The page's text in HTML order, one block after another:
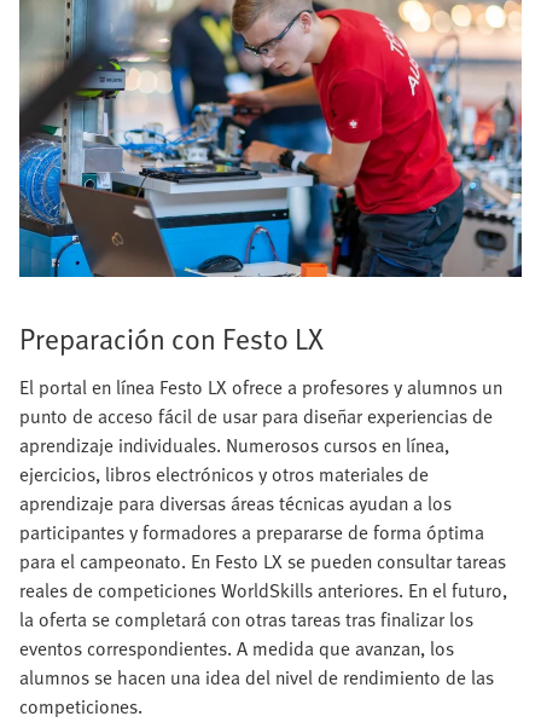
Preparación con Festo LX
El portal en línea Festo LX ofrece a profesores y alumnos un
punto de acceso fácil de usar para diseñar experiencias de
aprendizaje individuales. Numerosos cursos en línea,
ejercicios, libros electrónicos y otros materiales de
aprendizaje para diversas áreas técnicas ayudan a los
participantes y formadores a prepararse de forma óptima
para el campeonato. En Festo LX se pueden consultar tareas
reales de competiciones WorldSkills anteriores. En el futuro,
la oferta se completará con otras tareas tras finalizar los
eventos correspondientes. A medida que avanzan, los
alumnos se hacen una idea del nivel de rendimiento de las
competiciones.